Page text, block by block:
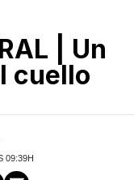
| Un
cuello
09:39H